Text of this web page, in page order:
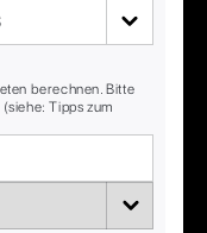
berechnen. Bitte
Tipps zum